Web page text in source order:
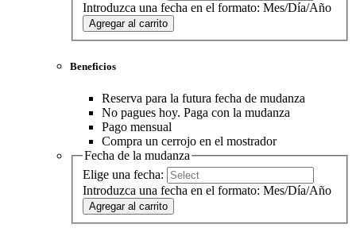
Introduzca una fecha en el formato: Mes/Día/Año
Agregar al carrito
Beneficios
Reserva para la futura fecha de mudanza
No pagues hoy. Paga con la mudanza
Pago mensual
Compra un cerrojo en el mostrador
Fecha de la mudanza
Elige una fecha:
Introduzca una fecha en el formato: Mes/Día/Año
Agregar al carrito